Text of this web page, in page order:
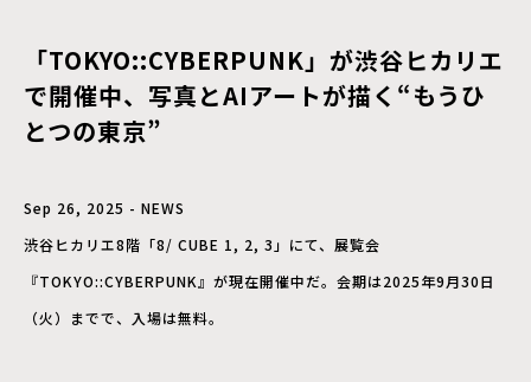
「TOKYO::CYBERPUNK」が渋谷ヒカリエ
で開催中、写真とAIアートが描く“もうひ
とつの東京”
Sep 26, 2025 - NEWS
渋谷ヒカリエ8階「8/ CUBE 1, 2, 3」にて、展覧会
『TOKYO::CYBERPUNK』が現在開催中だ。会期は2025年9月30日
（火）までで、入場は無料。